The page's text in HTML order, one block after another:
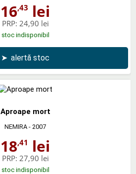
16,43 lei
PRP: 24,90 lei
stoc indisponibil
➤ alertă stoc
Aproape mort
NEMIRA - 2007
18,41 lei
PRP: 27,90 lei
stoc indisponibil